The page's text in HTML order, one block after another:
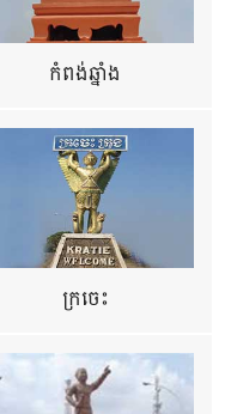
កំពង់ឆ្នាំង
ក្រចេះ